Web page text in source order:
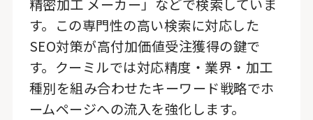
精密加工 メーカー」などで検索していま
す。この専門性の高い検索に対応した
SEO対策が高付加価値受注獲得の鍵で
す。クーミルでは対応精度・業界・加工
種別を組み合わせたキーワード戦略でホ
ームページへの流入を強化します。